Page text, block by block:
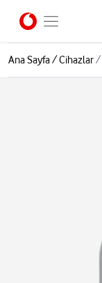
Ana Sayfa/Cihazlar/